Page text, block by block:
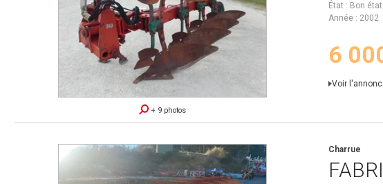
+ 9 photos
État
Bon état
Année
2002
6
Voir
Charrue